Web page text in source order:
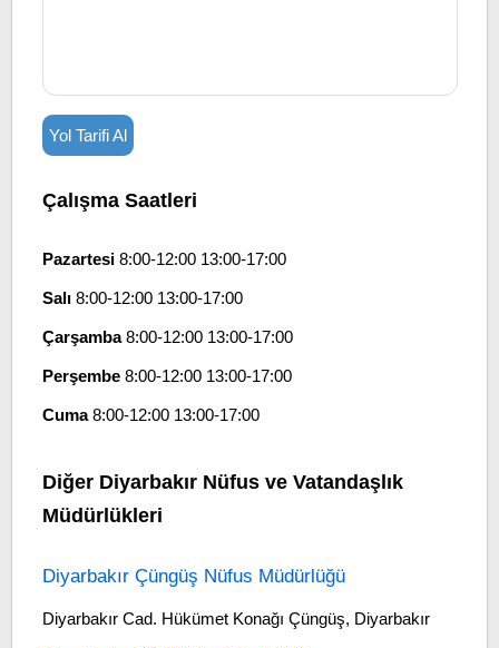
Yol Tarifi Al
Çalışma Saatleri
Pazartesi8:00-12:00 13:00-17:00
Salı8:00-12:00 13:00-17:00
Çarşamba8:00-12:00 13:00-17:00
Perşembe8:00-12:00 13:00-17:00
Cuma8:00-12:00 13:00-17:00
Diğer Diyarbakır Nüfus ve Vatandaşlık
Müdürlükleri
Diyarbakır Çüngüş Nüfus Müdürlüğü
Diyarbakır Cad. Hükümet Konağı Çüngüş, Diyarbakır